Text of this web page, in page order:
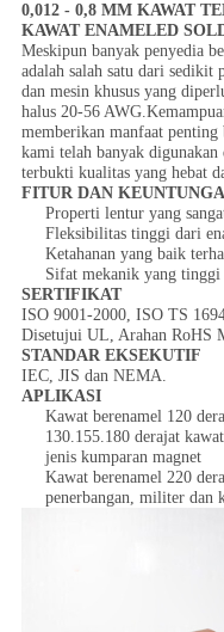
0,012 - 0,8 MM KAWAT
KAWAT ENAMELED
Meskipun banyak penyedia
adalah salah satu dari
dan mesin khusus yang
halus 20-56
memberikan manfaat
kami telah banyak
terbukti kualitas yang hebat
FITUR DAN
Properti lentur yang
Fleksibilitas tinggi dari
Ketahanan yang baik
Sifat mekanik yang tinggi
SERTIFIKAT
ISO 9001-2000, ISO TS
Disetujui UL, Arahan RoHS
STANDAR EKSEKUTIF
IEC, JIS dan NEMA.
APLIKASI
Kawat berenamel 120
130.155.180 derajat
jenis kumparan magnet
Kawat berenamel 220
penerbangan, militer dan